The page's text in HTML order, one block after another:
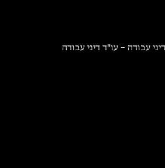
עבודה – עו"ד דיני עבודה